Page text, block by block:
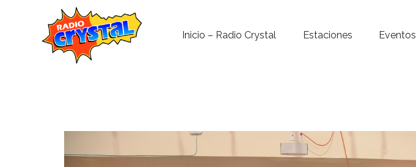
Inicio – Radio Crystal Estaciones Eventos
Noticias